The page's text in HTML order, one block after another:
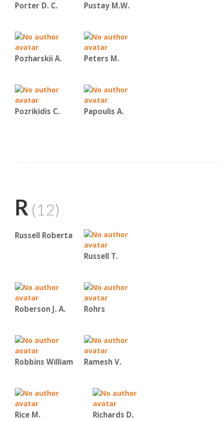
Porter D. C. Pustay M.W.
Pozharskii A. Peters M.
Pozrikidis C. Papoulis A.
R (12)
Russell Roberta
Russell T.
Roberson J. A. Rohrs
Robbins William Ramesh V.
Rice Μ. Richards D.